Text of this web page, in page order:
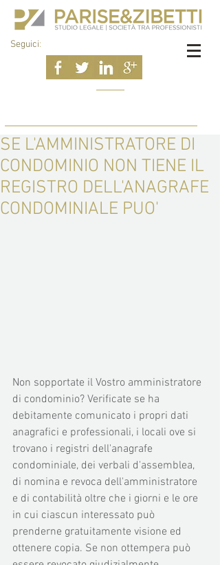
Seguici:
SE L'AMMINISTRATORE DI
CONDOMINIO NON TIENE IL
REGISTRO DELL'ANAGRAFE
CONDOMINIALE PUO'
Non sopportate il Vostro amministratore
di condominio? Verificate se ha
debitamente comunicato i propri dati
anagrafici e professionali, i locali ove si
trovano i registri dell'anagrafe
condominiale, dei verbali d'assemblea,
di nomina e revoca dell'amministratore
e di contabilità oltre che i giorni e le ore
in cui ciascun interessato può
prenderne gratuitamente visione ed
ottenere copia. Se non ottempera può